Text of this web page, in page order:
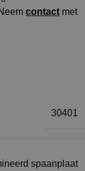
contact met
30401
spaanplaat